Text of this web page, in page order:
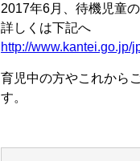
2017年6月、待機児童
詳しくは下記へ
http://
育児中の方やこれから
す。